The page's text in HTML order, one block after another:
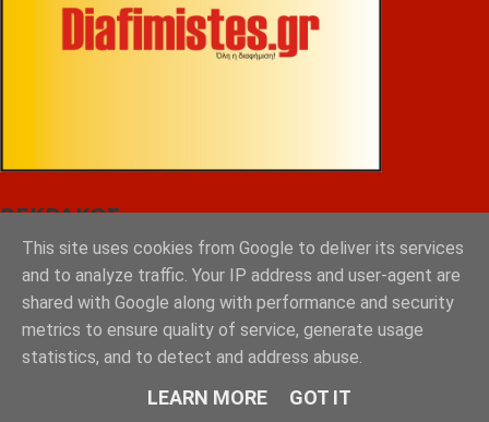
ΒΕΚΡΑΚΟΣ
This site uses cookies from Google to deliver its services
and to analyze traffic. Your IP address and user-agent are
shared with Google along with performance and security
metrics to ensure quality of service, generate usage
statistics, and to detect and address abuse.
LEARN MORE GOT IT